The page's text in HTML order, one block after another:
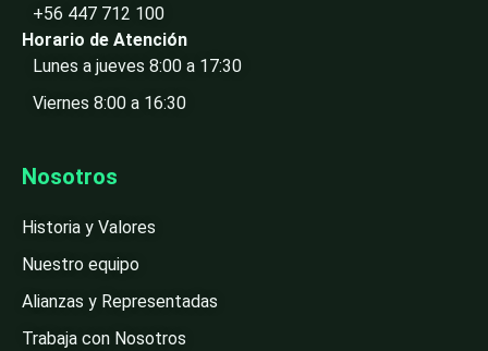
+56 447 712 100
Horario de Atención
Lunes a jueves 8:00 a 17:30
Viernes 8:00 a 16:30
Nosotros
Historia y Valores
Nuestro equipo
Alianzas y Representadas
Trabaja con Nosotros